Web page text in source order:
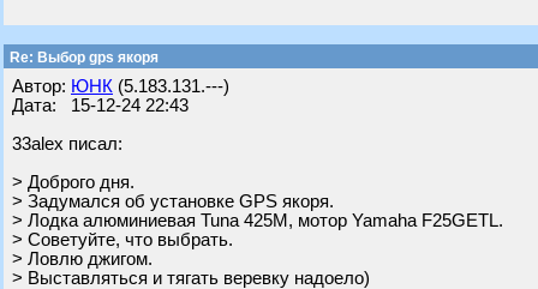
Re: Выбор gps якоря
Автор: ЮНК (5.183.131.---)
Дата: 15-12-24 22:43
33alex писал:
> Доброго дня.
> Задумался об установке GPS якоря.
> Лодка алюминиевая Tuna 425M, мотор Yamaha F25GETL.
> Советуйте, что выбрать.
> Ловлю джигом.
> Выставляться и тягать веревку надоело)